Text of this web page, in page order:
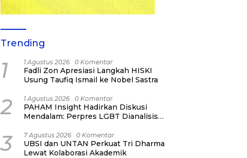
Trending
1 1 Agustus 2026 0 Komentar
Fadli Zon Apresiasi Langkah HISKI
Usung Taufiq Ismail ke Nobel Sastra
2 1 Agustus 2026 0 Komentar
PAHAM Insight Hadirkan Diskusi
Mendalam: Perpres LGBT Dianalisis
Bukan Ancaman Individual
3 7 Agustus 2026 0 Komentar
UBSI dan UNTAN Perkuat Tri Dharma
Lewat Kolaborasi Akademik